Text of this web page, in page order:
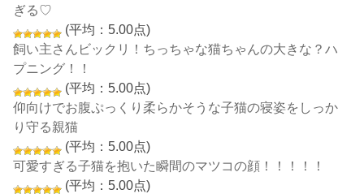
ぎる♡
(平均：5.00点)
飼い主さんビックリ！ちっちゃな猫ちゃんの大きな？ハ
プニング！！
(平均：5.00点)
仰向けでお腹ぷっくり柔らかそうな子猫の寝姿をしっか
り守る親猫
(平均：5.00点)
可愛すぎる子猫を抱いた瞬間のマツコの顔！！！！！
(平均：5.00点)